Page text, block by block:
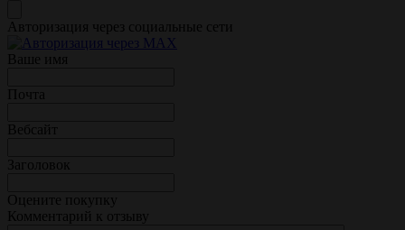
Авторизация через социальные сети
Ваше имя
Почта
Вебсайт
Заголовок
Оцените покупку
Комментарий к отзыву